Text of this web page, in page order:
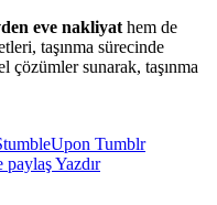
eve nakliyat hem de
taşınma sürecinde
çözümler sunarak, taşınma
Tumblr
paylaşYazdır